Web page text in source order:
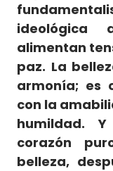
ideológica
alimentan
paz. La
armonía; es
con la
humildad.
corazón
belleza,